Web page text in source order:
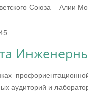
Союза – Алии
аудиторий и